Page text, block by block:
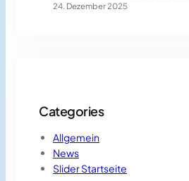
24. Dezember 2025
Categories
Allgemein
News
Slider Startseite